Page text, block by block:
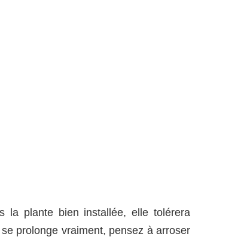
la plante bien installée, elle tolérera
prolonge vraiment, pensez à arroser